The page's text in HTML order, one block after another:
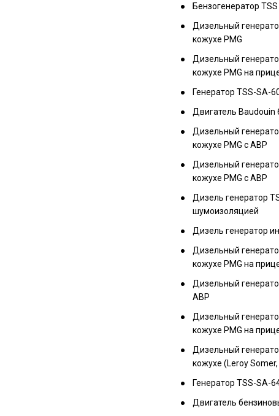
Бензогенератор
Дизельный
кожухе PMG
Дизельный
кожухе PMG на
Генератор TSS-SA-
Двигатель Baudouin
Дизельный
кожухе PMG с АВР
Дизельный
кожухе PMG с АВР
Дизель генератор
шумоизоляцией
Дизель генератор
Дизельный
кожухе PMG на
Дизельный
АВР
Дизельный
кожухе PMG на
Дизельный
кожухе (Leroy Somer,
Генератор TSS-SA-
Двигатель